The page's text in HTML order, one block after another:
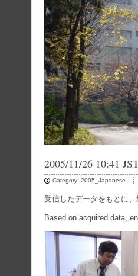
2005/11/26 10:41
Category: 2005_Japanese
受信したデータをもとに、
Based on acquired data,